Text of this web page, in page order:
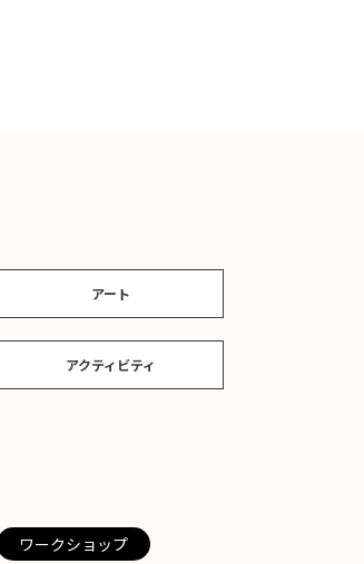
アート
アクティビティ
ワークショップ